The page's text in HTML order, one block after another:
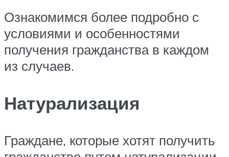
Ознакомимся более подробно с
условиями и особенностями
получения гражданства в каждом
из случаев.
Натурализация
Граждане, которые хотят получить